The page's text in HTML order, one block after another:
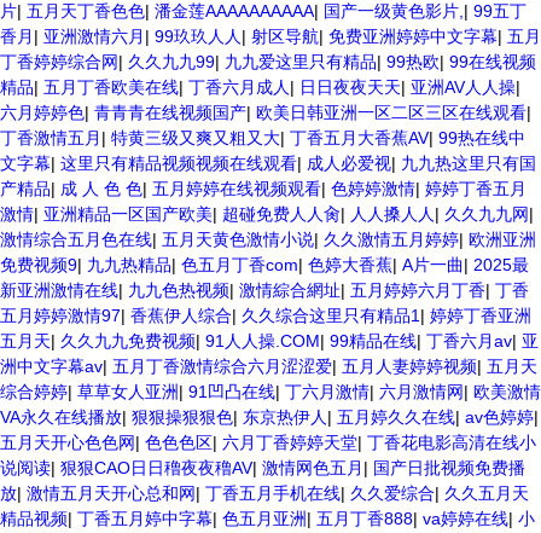
片| 五月天丁香色色| 潘金莲AAAAAAAAAA| 国产一级黄色影片, | 99五丁
香月 | 亚洲激情六月 | 99玖玖人人 | 射区导航| 免费亚洲婷婷中文字幕| 五月
丁香婷婷综合网| 久久九九99| 九九爱这里只有精品| 99热欧| 99在线视频
精品| 五月丁香欧美在线| 丁香六月成人 | 日日夜夜天天| 亚洲AV人人操|
六月婷婷色| 青青青在线视频国产| 欧美日韩亚洲一区二区三区在线观看|
丁香激情五月 | 特黄三级又爽又粗又大| 丁香五月大香蕉AV| 99热在线中
文字幕| 这里只有精品视频视频在线观看| 成人必爱视| 九九热这里只有国
产精品| 成 人 色 色| 五月婷婷在线视频观看| 色婷婷激情| 婷婷丁香五月
激情| 亚洲精品一区国产欧美| 超碰免费人人肏| 人人搡人人 | 久久九九网|
激情综合五月色在线| 五月天黄色激情小说| 久久激情五月婷婷| 欧洲亚洲
免费视频9| 九九热精品| 色五月丁香com| 色婷大香蕉| A片一曲| 2025最
新亚洲激情在线| 九九色热视频| 激情綜合網址| 五月婷婷六月丁香| 丁香
五月婷婷激情97| 香蕉伊人综合| 久久综合这里只有精品1 | 婷婷丁香亚洲
五月天| 久久九九免费视频| 91人人操.COM| 99精品在线| 丁香六月av| 亚
洲中文字幕av| 五月丁香激情综合六月涩涩爱| 五月人妻婷婷视频| 五月天
综合婷婷| 草草女人亚洲| 91凹凸在线| 丁六月激情| 六月激情网| 欧美激情
VA永久在线播放| 狠狠操狠狠色| 东京热伊人 | 五月婷久久在线| av色婷婷|
五月天开心色色网| 色色色区| 六月丁香婷婷天堂| 丁香花电影高清在线小
说阅读| 狠狠CAO日日穞夜夜穞AV| 激情网色五月 | 国产日批视频免费播
放| 激情五月天开心总和网| 丁香五月手机在线| 久久爱综合| 久久五月天
精品视频| 丁香五月婷中字幕| 色五月亚洲| 五月丁香888| va婷婷在线| 小